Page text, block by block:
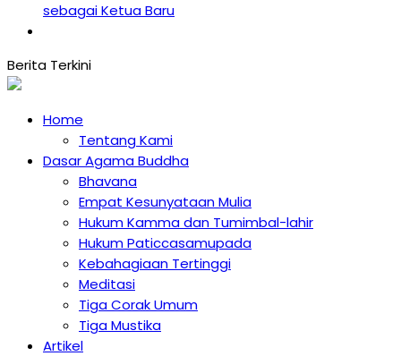
sebagai Ketua Baru
Home
Tentang Kami
Dasar Agama Buddha
Bhavana
Empat Kesunyataan Mulia
Hukum Kamma dan Tumimbal-lahir
Hukum Paticcasamupada
Kebahagiaan Tertinggi
Meditasi
Tiga Corak Umum
Tiga Mustika
Artikel